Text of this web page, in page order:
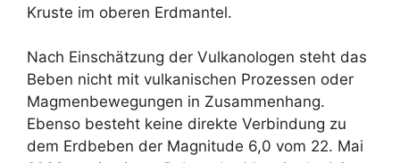
Kruste im oberen Erdmantel.
Nach Einschätzung der Vulkanologen steht das
Beben nicht mit vulkanischen Prozessen oder
Magmenbewegungen in Zusammenhang.
Ebenso besteht keine direkte Verbindung zu
dem Erdbeben der Magnitude 6,0 vom 22. Mai